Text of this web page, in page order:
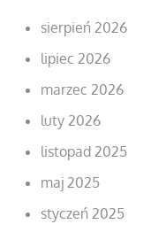
sierpień 2026
lipiec 2026
marzec 2026
luty 2026
listopad 2025
maj 2025
styczeń 2025